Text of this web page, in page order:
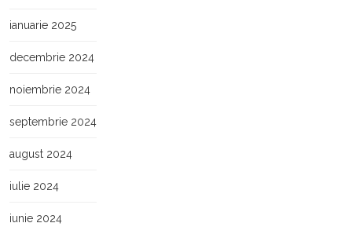
ianuarie 2025
decembrie 2024
noiembrie 2024
septembrie 2024
august 2024
iulie 2024
iunie 2024